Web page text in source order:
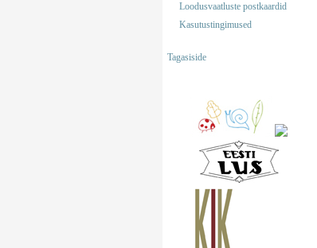
Loodusvaatluste postkaardid
Kasutustingimused
Tagasiside